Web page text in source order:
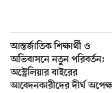
আন্তর্জাতিক শিক্ষার্থী ও
অভিবাসনে নতুন পরিবর্তন:
অস্ট্রেলিয়ার বাইরের
আবেদনকারীদের দীর্ঘ